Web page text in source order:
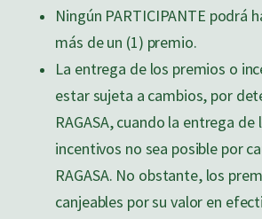
Ningún PARTICIPANTE podrá
más de un (1) premio.
La entrega de los premios o
estar sujeta a cambios, por
RAGASA, cuando la entrega
incentivos no sea posible por
RAGASA. No obstante, los
canjeables por su valor en